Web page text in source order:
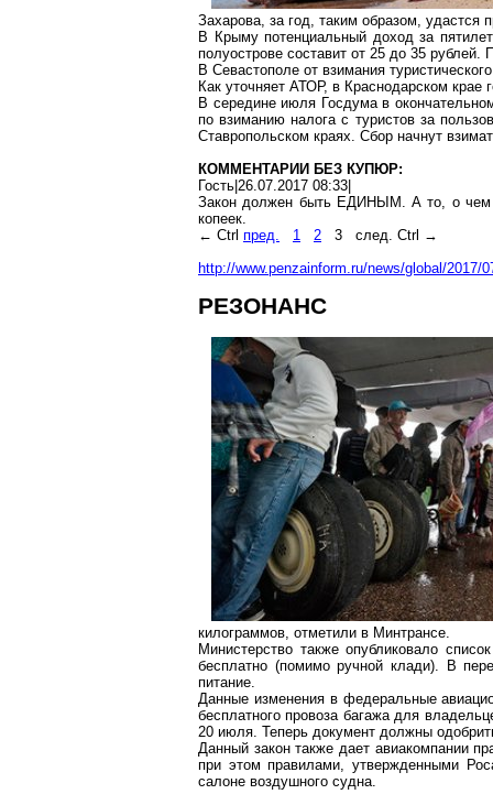
Захарова, за год, таким образом, удастся
В Крыму потенциальный доход за
полуострове составит от 25 до 35 рублей.
В Севастополе от взимания
Как уточняет АТОР, в Краснодарском крае
В середине июля Госдума в
по взиманию налога с туристов за
Ставропольском краях. Сбор начнут
КОММЕНТАРИИ БЕЗ КУПЮР:
Гость|26.07.2017 08:33|
Закон должен быть ЕДИНЫМ. А то, о чем
копеек.
← Ctrl пред. 1 2 3 след. Ctrl →
http://www.penzainform.ru/news/global/2017/
РЕЗОНАНС
килограммов, отметили в Минтрансе.
Министерство также опубликовало
бесплатно (помимо ручной клади). В
питание.
Данные изменения в федеральные
бесплатного провоза багажа для
20 июля. Теперь документ должны
Данный закон также дает авиакомпании
при этом правилами, утвержденными
салоне воздушного судна.